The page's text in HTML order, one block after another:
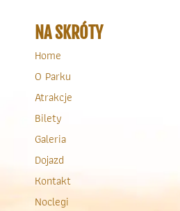
NA SKRÓTY
Home
O Parku
Atrakcje
Bilety
Galeria
Dojazd
Kontakt
Noclegi